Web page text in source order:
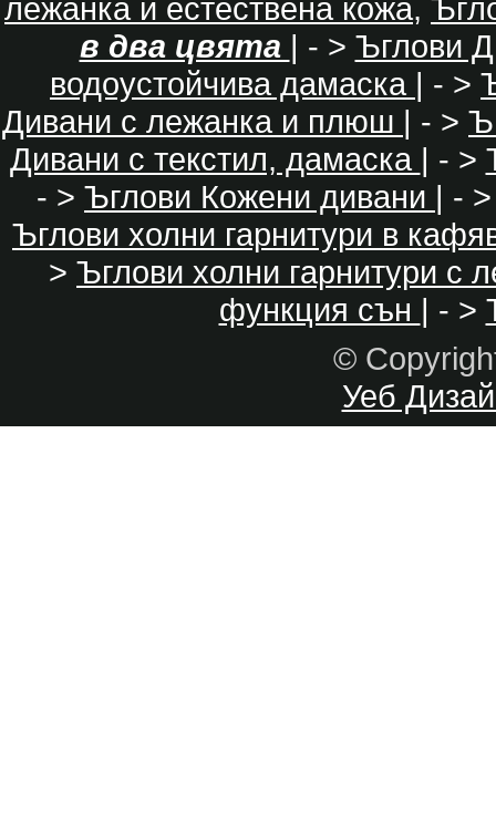
лежанка и естествена кожа,
в два цвята | - > Ъглови
водоустойчива дамаска | - >
Дивани с лежанка и плюш | - >
Дивани с текстил, дамаска | - >
- > Ъглови Кожени дивани | -
Ъглови холни гарнитури в
> Ъглови холни гарнитури с
функция сън | - >
©
Уеб